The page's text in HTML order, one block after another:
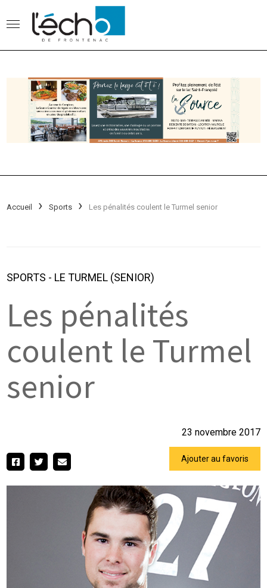
Accueil Sports Les pénalités coulent le Turmel senior
SPORTS - LE TURMEL (SENIOR)
Les pénalités
coulent le Turmel
senior
23 novembre 2017
Ajouter au favoris